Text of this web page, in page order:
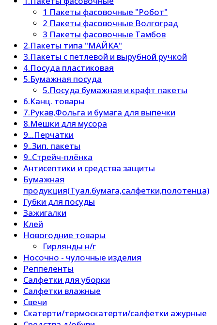
1 Пакеты фасовочные "Робот"
2 Пакеты фасовочные Волгоград
3 Пакеты фасовочные Тамбов
2.Пакеты типа "МАЙКА"
3.Пакеты с петлевой и вырубной ручкой
4.Посуда пластиковая
5.Бумажная посуда
5.Посуда бумажная и крафт пакеты
6.Канц. товары
7.Рукав,Фольга и бумага для выпечки
8.Мешки для мусора
9...Перчатки
9..Зип. пакеты
9..Стрейч-плёнка
Антисептики и средства защиты
Бумажная
продукция(Туал.бумага,салфетки,полотенца)
Губки для посуды
Зажигалки
Клей
Новогодние товары
Гирлянды н/г
Носочно - чулочные изделия
Реппеленты
Салфетки для уборки
Салфетки влажные
Свечи
Скатерти/термоскатерти/салфетки ажурные